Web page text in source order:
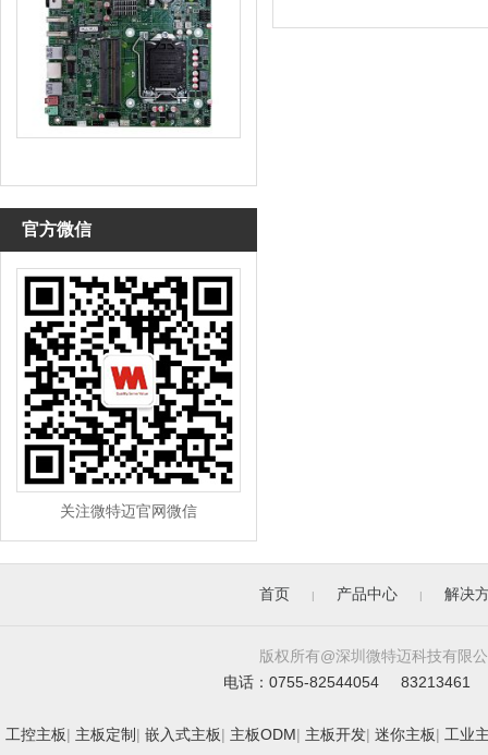
官方微信
关注微特迈官网微信
首页 | 产品中心 | 解决
版权所有@深圳微特迈科技有
电话：0755-82544054 83213461
工控主板| 主板定制 | 嵌入式主板| 主板ODM| 主板开发| 迷你主板| 工业